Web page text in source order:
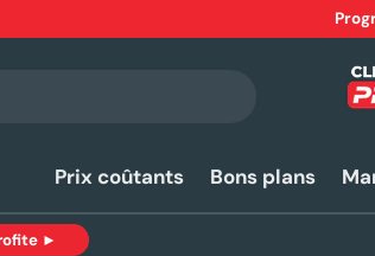
Prix coûtants Bons plans
►